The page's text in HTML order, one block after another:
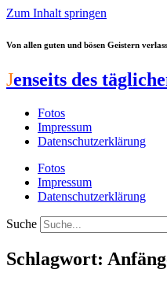
Zum Inhalt springen
Von allen guten und bösen Geistern
Jenseits des
Fotos
Impressum
Datenschutzerklärung
Fotos
Impressum
Datenschutzerklärung
Suche
Schlagwort: